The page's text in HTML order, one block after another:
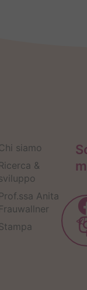
siamo
Ricerca &
Prof.ssa Anita
Frauwallner